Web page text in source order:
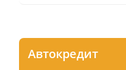
Автокредит